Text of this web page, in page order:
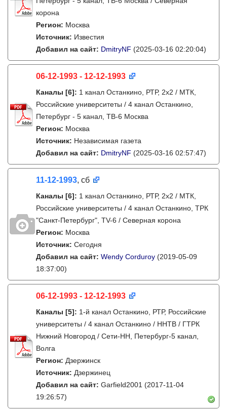
корона
Регион: Москва
Источник: Известия
Добавил на сайт: DmitryNF (2025-03-16 02:20:04)
06-12-1993 - 12-12-1993
Каналы [6]: 1 канал Останкино, РТР, 2х2 / МТК,
Российские университеты / 4 канал Останкино,
Петербург - 5 канал, ТВ-6 Москва
Регион: Москва
Источник: Независимая газета
Добавил на сайт: DmitryNF (2025-03-16 02:57:47)
11-12-1993, сб
Каналы [6]: 1 канал Останкино, РТР, 2х2 / МТК,
Российские университеты / 4 канал Останкино, ТРК
"Санкт-Петербург", TV-6 / Северная корона
Регион: Москва
Источник: Сегодня
Добавил на сайт: Wendy Corduroy (2019-05-09
18:37:00)
06-12-1993 - 12-12-1993
Каналы [5]: 1-й канал Останкино, РТР, Российские
университеты / 4 канал Останкино / ННТВ / ГТРК
Нижний Новгород / Сети-НН, Петербург-5 канал,
Волга
Регион: Дзержинск
Источник: Дзержинец
Добавил на сайт: Garfield2001 (2017-11-04
19:26:57)